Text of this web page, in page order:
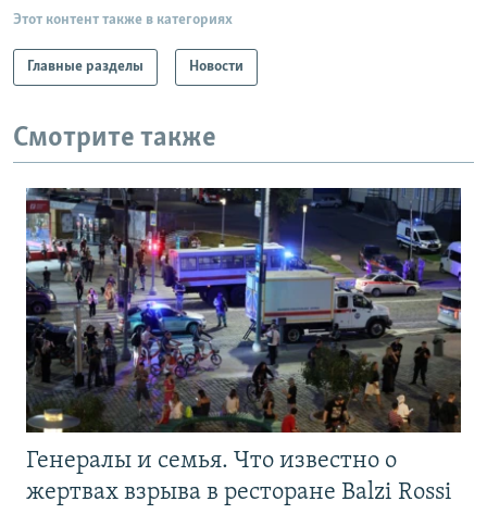
Этот контент также в категориях
Главные разделы Новости
Смотрите также
Генералы и семья. Что известно о
жертвах взрыва в ресторане Balzi Rossi